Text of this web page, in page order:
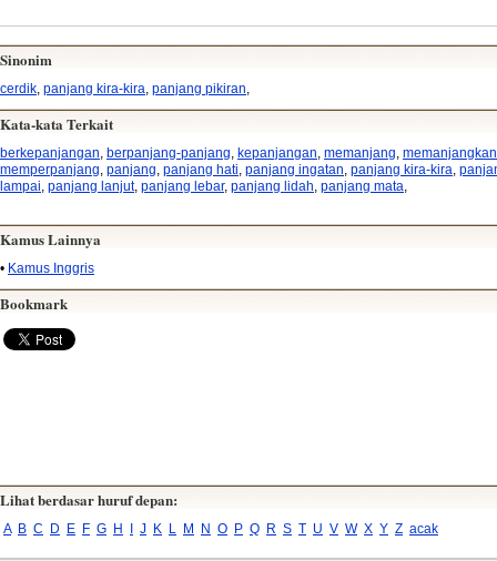
Sinonim
cerdik panjang kira-kira panjang pikiran
Kata-kata Terkait
berkepanjangan, berpanjang-panjang, kepanjangan, memanjang, memanjangkan
memperpanjang, panjang, panjang hati, panjang ingatan, panjang kira-kira,
lampai, panjang lanjut, panjang lebar, panjang lidah, panjang mata,
Kamus Lainnya
• Kamus Inggris
Bookmark
Lihat berdasar huruf depan:
A B C D E F G H I J K L M N O P Q R S T U V W X Y Z acak